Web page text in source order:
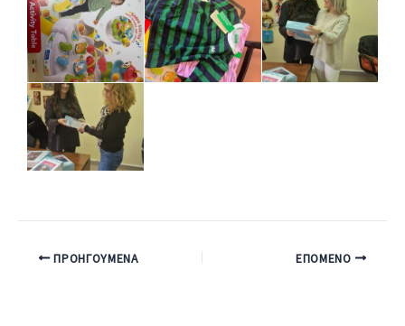
ΠΡΟΗΓΟΎΜΕΝΑ ΕΠΌΜΕΝΟ